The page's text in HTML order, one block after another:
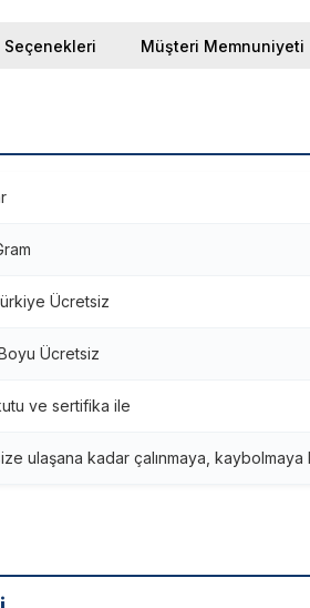
Seçenekleri Müşteri Memnuniyeti
Ücretsiz
Ücretsiz
ve sertifika ile
ulaşana kadar çalınmaya, kaybolmaya